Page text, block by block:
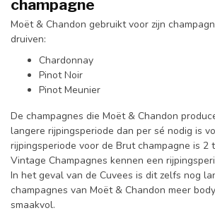
champagne
Moët & Chandon gebruikt voor zijn
druiven:
Chardonnay
Pinot Noir
Pinot Meunier
De champagnes die Moët & Chandon
langere rijpingsperiode dan per sé nodig is
rijpingsperiode voor de Brut champagne is 2
Vintage Champagnes kennen een
In het geval van de Cuvees is dit zelfs nog
champagnes van Moët & Chandon meer
smaakvol.